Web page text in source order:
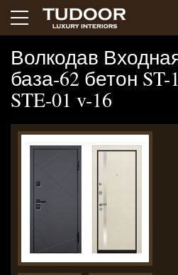
Волкодав
база-62 бетон
STE-01 v-16